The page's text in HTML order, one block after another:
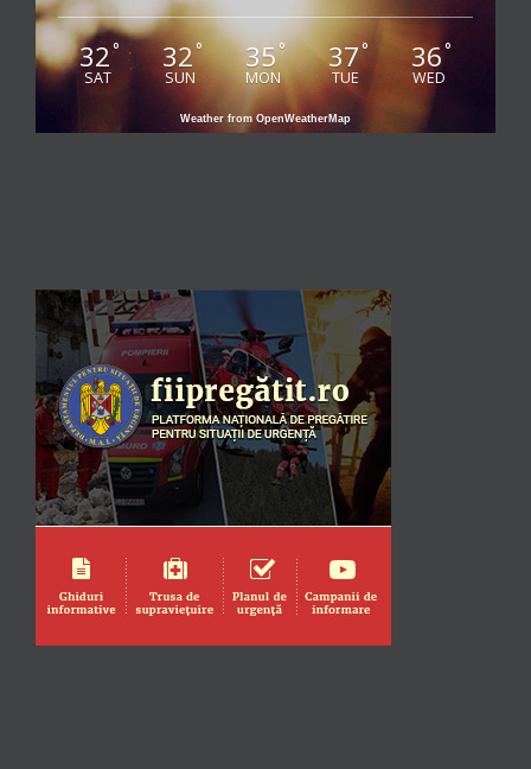
32°
SAT
32°
SUN
35°
MON
37°
TUE
36°
WED
Weather from OpenWeatherMap